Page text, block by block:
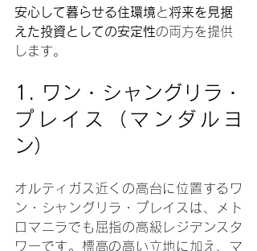
安心して暮らせる住環境と 将来を見据
えた投資としての安定性の両方を提供
します。
1.
ワン・シャングリラ・
プレイス（マンダルヨ
ン）
オルティガス近くの高台に位置するワ
ン・シャングリラ・プレイスは、メト
ロマニラでも屈指の高級レジデンスタ
ワーです。標高の高い立地に加え、マ